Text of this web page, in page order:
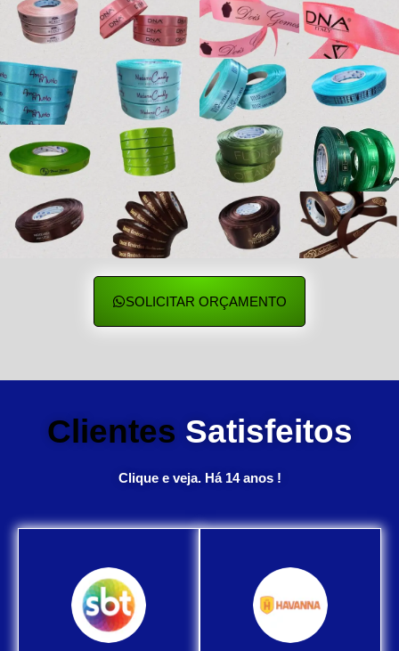
SOLICITAR ORÇAMENTO
Clientes Satisfeitos
Clique e veja. Há 14 anos !